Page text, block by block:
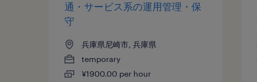
通・サービス系の運用管理・保
守
兵庫県尼崎市, 兵庫県
temporary
¥1900.00 per hour